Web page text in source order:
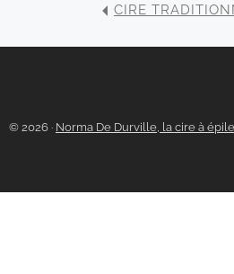
CIRE
© 2026 · Norma De Durville, la cire à